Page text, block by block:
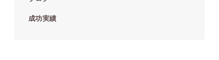
成功実績